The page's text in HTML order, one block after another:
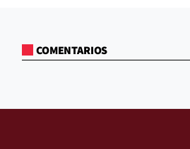
COMENTARIOS